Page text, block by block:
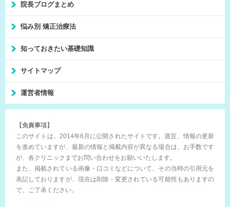
院長ブログまとめ
悩み別 矯正治療法
知っておきたい基礎知識
サイトマップ
運営者情報
【免責事項】
このサイトは、2014年6月に公開されたサイトです。適宜、情報の更新
を進めていますが、最新の情報と掲載内容が異なる場合は、お手数です
が、各クリニックまでお問い合わせをお願いいたします。
また、掲載されている画像・口コミなどについて、その当時の引用元を
表記しておりますが、現在は削除・変更されている可能性もありますの
で、ご了承ください。